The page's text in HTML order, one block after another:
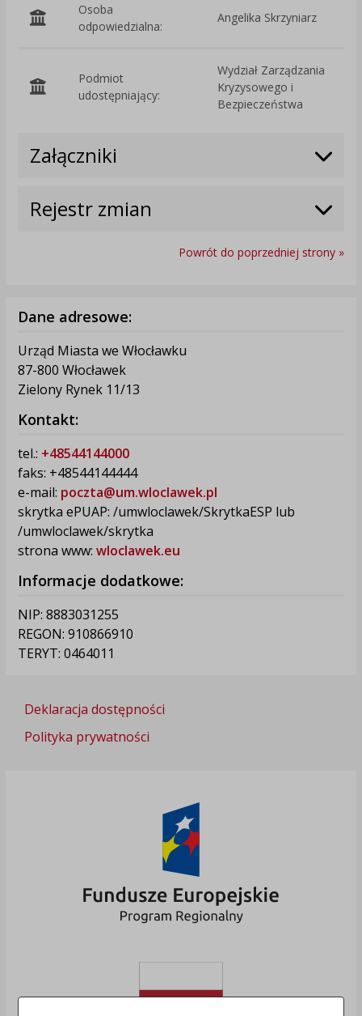
Osoba
odpowiedzialna:
Angelika Skrzyniarz
Podmiot
udostępniający:
Wydział Zarządzania
Kryzysowego i
Bezpieczeństwa
Załączniki
Rejestr zmian
Powrót do poprzedniej strony »
Dane adresowe:
Urząd Miasta we Włocławku
87-800 Włocławek
Zielony Rynek 11/13
Kontakt:
tel.: +48544144000
faks: +48544144444
e-mail: poczta@um.wloclawek.pl
skrytka ePUAP: /umwloclawek/SkrytkaESP lub
/umwloclawek/skrytka
strona www: wloclawek.eu
Informacje dodatkowe:
NIP: 8883031255
REGON: 910866910
TERYT: 0464011
Deklaracja dostępności
Polityka prywatności